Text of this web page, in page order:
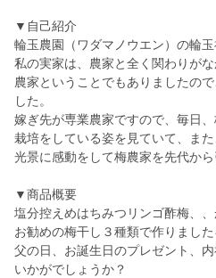
▼自己紹介
輪玉農園（ワダマノウエン）の輪玉
私の実家は、農家と全く関わりが
農家ということでもありましたの
した。
嫁ぎ先が専業農家ですので、毎日
栽培をしている姿を見ていて、ま
光景に感動をして梅農家を先代から
▼商品概要
塩分控えめはちみつリンゴ酢梅、
お勧めの梅干し３種類で作りました
父の日、お誕生日のプレゼント、
いかがでしょうか？